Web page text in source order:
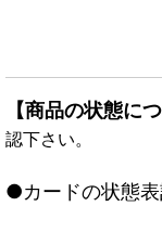
【商品の状態につ
認下さい。
●カードの状態